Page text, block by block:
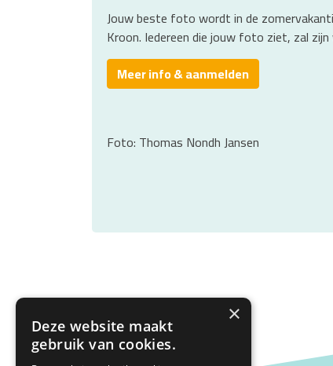
Jouw beste foto wordt in de
Kroon. Iedereen die jouw foto ziet, zal
Meer info & aanmelden
Foto: Thomas Nondh Jansen
×
Deze website maakt
gebruik van cookies.